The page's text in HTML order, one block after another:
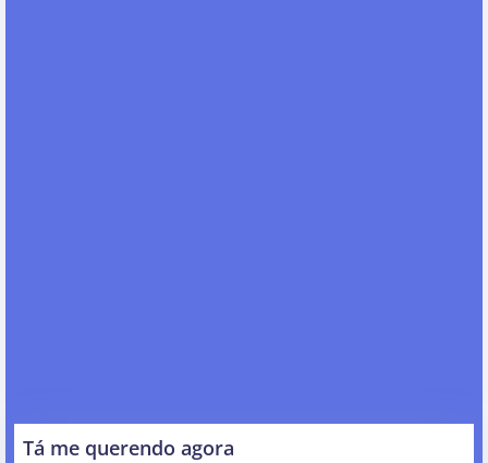
Tá me querendo agora